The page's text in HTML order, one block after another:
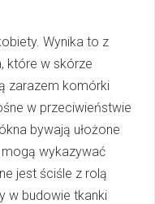
Wynika to z
które w skórze
zarazem komórki
w przeciwieństwie
bywają ułożone
wykazywać
jest ściśle z rolą
w budowie tkanki